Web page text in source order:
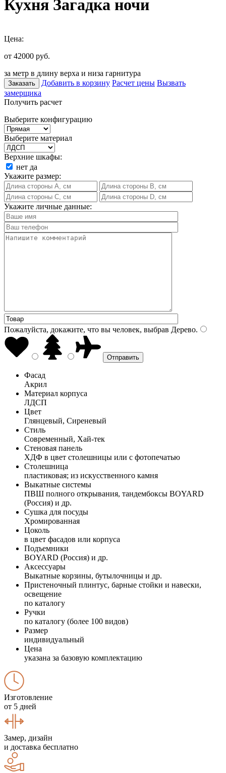
Кухня Загадка ночи
Цена:
от 42000 руб.
за метр в длину верха и низа гарнитура
Заказать Добавить в корзину Расчет цены Вызвать
замерщика
Получить расчет
Выберите конфигурацию
Выберите материал
Верхние шкафы:
нет да
Укажите размер:
Укажите личные данные:
Пожалуйста, докажите, что вы человек, выбрав Дерево.
Фасад
Акрил
Материал корпуса
ЛДСП
Цвет
Глянцевый, Сиреневый
Стиль
Современный, Хай-тек
Стеновая панель
ХДФ в цвет столешницы или с фотопечатью
Столешница
пластиковая; из искусственного камня
Выкатные системы
ПВШ полного открывания, тандембоксы BOYARD
(Россия) и др.
Сушка для посуды
Хромированная
Цоколь
в цвет фасадов или корпуса
Подъемники
BOYARD (Россия) и др.
Аксессуары
Выкатные корзины, бутылочницы и др.
Пристеночный плинтус, барные стойки и навески,
освещение
по каталогу
Ручки
по каталогу (более 100 видов)
Размер
индивидуальный
Цена
указана за базовую комплектацию
Изготовление
от 5 дней
Замер, дизайн
и доставка бесплатно